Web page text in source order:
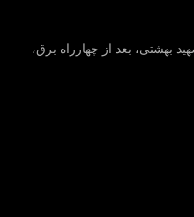
بهشتی، بعد از چهارراه برق،